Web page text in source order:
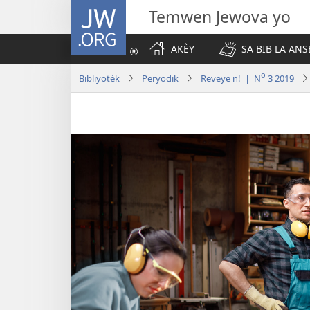
JW.ORG Temwen Jewova yo
AKÈY
SA BIB LA
Bibliyotèk Peryodik Reveye n! | No 3 2019